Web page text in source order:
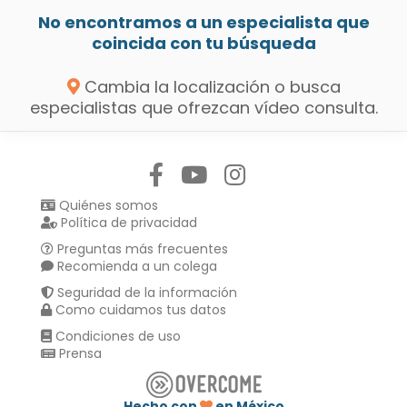
No encontramos a un especialista que
coincida con tu búsqueda
Cambia la localización o busca
especialistas que ofrezcan vídeo consulta.
Quiénes somos
Política de privacidad
Preguntas más frecuentes
Recomienda a un colega
Seguridad de la información
Como cuidamos tus datos
Condiciones de uso
Prensa